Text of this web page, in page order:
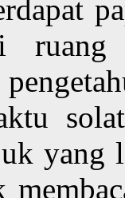
yang